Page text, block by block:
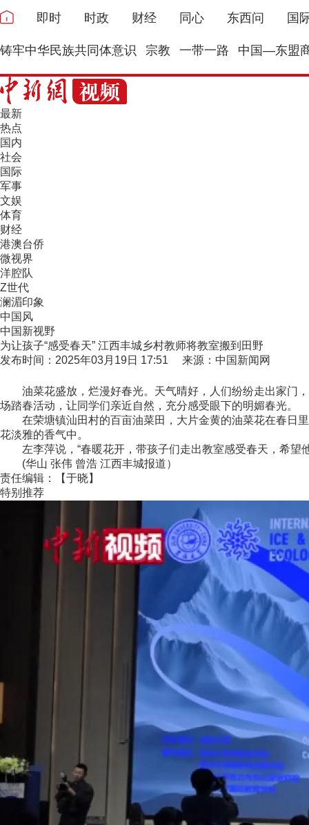
即时 时政 财经 同心 东西问 国
铸牢中华民族共同体意识 宗教 一带一路 中国—东盟
最新
热点
国内
社会
国际
军事
文娱
体育
财经
港澳台侨
微视界
洋腔队
Z世代
澜湄印象
中国风
中国新视野
为让孩子“感受春天” 江西丰城乡村教师将教室搬到田野
发布时间：2025年03月19日 17:51 来源：中国新闻网
油菜花盛放，烂漫好春光。天气晴好，人们纷纷走出家门，
场踏春活动，让同学们亲近自然，充分感受眼下的明媚春光。
在荣塘镇汕田村的百亩油菜田，大片金黄的油菜花在春日里
花淡雅的香气中。
左李萍说，“春暖花开，带孩子们走出教室感受春天，希望
(华山 张伟 曾浩 江西丰城报道）
责任编辑：【于晓】
特别推荐